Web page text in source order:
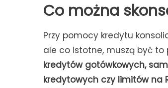
Co można
Przy pomocy kredytu
ale co istotne, muszą być to
kredytów gotówkowych,
kredytowych czy limitów na